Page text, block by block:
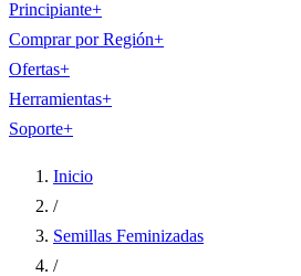
Principiante+
Comprar por Región+
Ofertas+
Herramientas+
Soporte+
Inicio
/
Semillas Feminizadas
/